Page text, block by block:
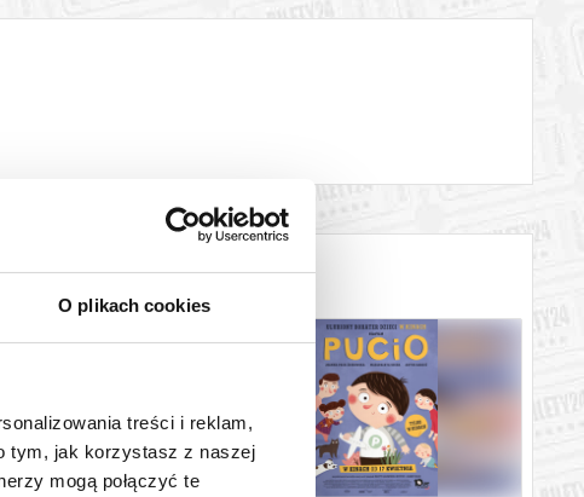
O plikach cookies
treści i reklam,
tym, jak korzystasz z naszej
mogą połączyć te